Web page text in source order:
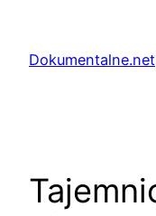
treściDokumentalne.net